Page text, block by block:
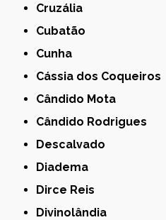
Cruzália
Cubatão
Cunha
Cássia dos Coqueiros
Cândido Mota
Cândido Rodrigues
Descalvado
Diadema
Dirce Reis
Divinolândia